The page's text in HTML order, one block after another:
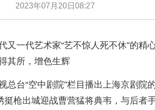
2023年07月20日08:27
又一代艺术家“艺不惊人死不休”的精
其所，增色生辉
总台“空中剧院”栏目播出上海京剧院
挺枪出城迎战曹营猛将典韦，与后者